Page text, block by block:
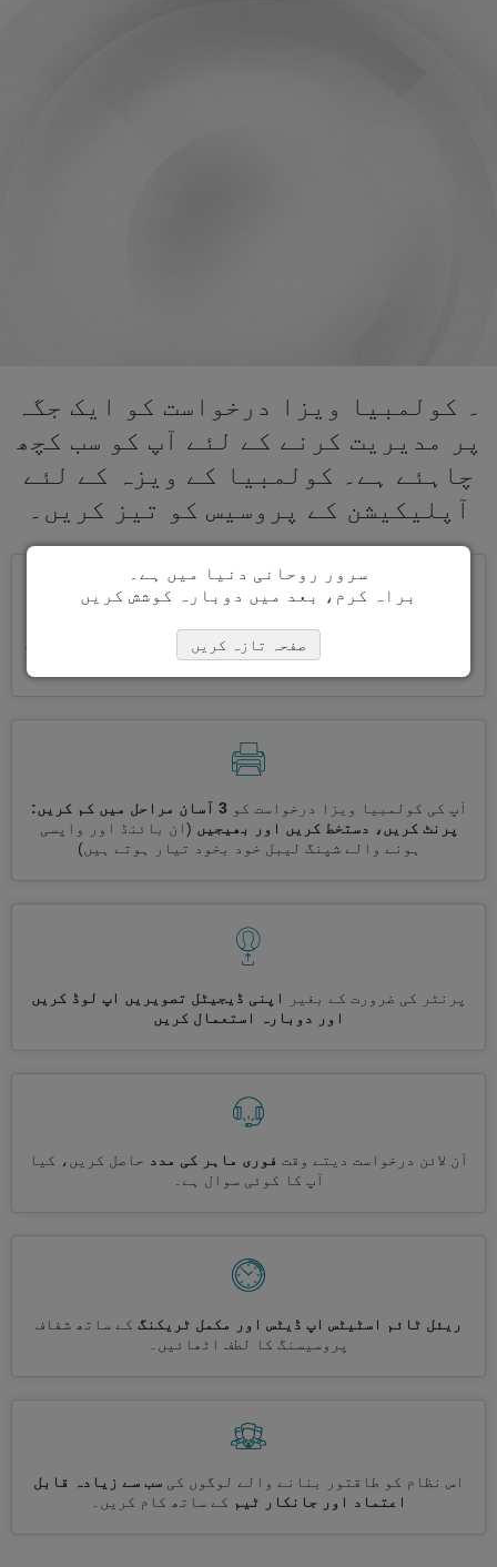
۔ کولمبیا ویزا درخواست کو ایک جگہ
پر مدیریت کرنے کے لئے آپ کو سب کچھ
چاہئے ہے۔ کولمبیا کے ویزہ کے لئے
آپلیکیشن کے پروسیس کو تیز کریں۔
ایک ساتھ کئی ویزے درخواست کریں
خود بخود، تکراری معلومات
درج کرنے کی ضرورت نہیں ہے
آپ کی کولمبیا ویزا درخواست کو
3 آسان مراحل میں کم کریں:
پرنٹ کریں، دستخط کریں اور بھیجیں (ان بائنڈ اور واپسی
ہونے والے شپنگ لیبل خود بخود تیار ہوتے ہیں)
پرنٹر کی ضرورت کے بغیر
اپنی ڈیجیٹل تصویریں اپ لوڈ کریں
اور دوبارہ استعمال کریں
آن لائن درخواست دیتے وقت فوری ماہر کی مدد حاصل کریں، کیا
آپ کا کوئی سوال ہے۔
ریئل ٹائم اسٹیٹس اپ ڈیٹس اور مکمل ٹریکنگ کے ساتھ شفاف
پروسیسنگ کا لطف اٹھائیں۔
اس نظام کو طاقتور بنانے والے لوگوں کی سب سے زیادہ قابل
اعتماد اور جانکار ٹیم کے ساتھ کام کریں۔
سرور روحانی دنیا میں ہے۔
براہ کرم، بعد میں دوبارہ کوشش کریں
صفحہ تازہ کریں